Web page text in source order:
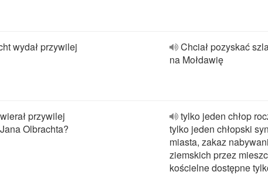
wydał przywilej
Chciał pozyskać
na Mołdawię
przywilej
Olbrachta?
tylko jeden chłop
tylko jeden chłopski
miasta, zakaz
ziemskich przez
kościelne dostępne